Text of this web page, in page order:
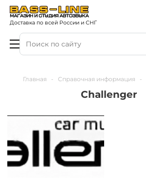
Доставка по всей России и СНГ
Главная - Справочная информация -
Challenger